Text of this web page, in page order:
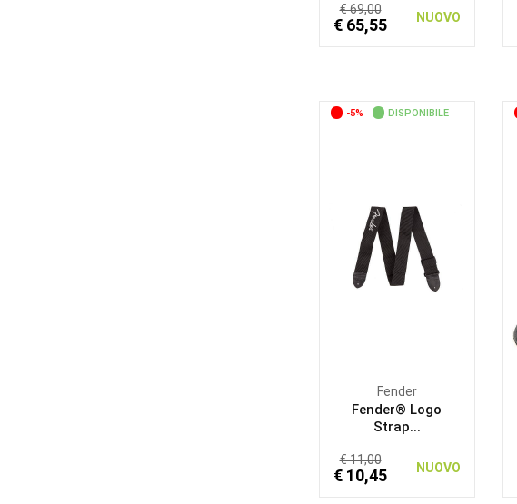
€ 69,00
€ 65,55 NUOVO
-5% DISPONIBILE
Fender
Fender® Logo
Strap...
€ 11,00
€ 10,45 NUOVO